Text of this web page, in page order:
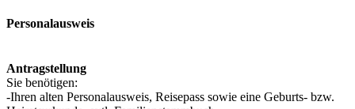
Personalausweis
Antragstellung
Sie benötigen:
-Ihren alten Personalausweis, Reisepass sowie eine Geburts- bzw.